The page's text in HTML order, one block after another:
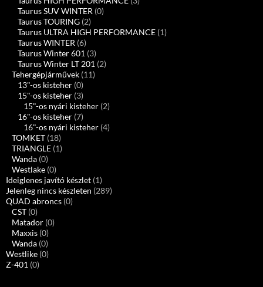
Taurus SUV WINTER (0)
Taurus TOURING (2)
Taurus ULTRA HIGH PERFORMANCE (1)
Taurus WINTER (6)
Taurus Winter 601 (3)
Taurus Winter LT 201 (2)
Tehergépjárművek (11)
13"-os kisteher (0)
15"-os kisteher (3)
15"-os nyári kisteher (2)
16"-os kisteher (7)
16"-os nyári kisteher (4)
TOMKET (18)
TRIANGLE (1)
Wanda (0)
Westlake (0)
Ideiglenes javító készlet (1)
Jelenleg nincs készleten (289)
QUAD abroncs (0)
CST (0)
Matador (0)
Maxxis (0)
Wanda (0)
Westlike (0)
Z-401 (0)